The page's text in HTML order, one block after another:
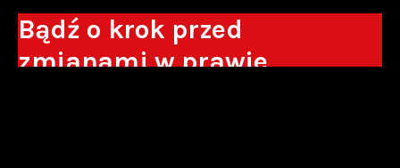
Bądź o krok przed
zmianami w prawie